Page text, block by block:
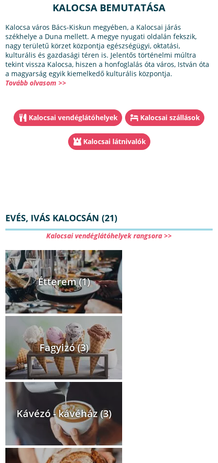
KALOCSA BEMUTATÁSA
Kalocsa város Bács-Kiskun megyében, a Kalocsai járás
székhelye a Duna mellett. A megye nyugati oldalán fekszik,
nagy területű körzet központja egészségügyi, oktatási,
kulturális és gazdasági téren is. Jelentős történelmi múltra
tekint vissza Kalocsa, hiszen a honfoglalás óta város, István óta
a magyarság egyik kiemelkedő kulturális központja.
Tovább olvasom >>
Kalocsai vendéglátóhelyek Kalocsai szállások
Kalocsai látnivalók
EVÉS, IVÁS KALOCSÁN (21)
Kalocsai vendéglátóhelyek rangsora >>
Étterem (1)
Fagyizó (3)
Kávézó - kávéház (3)